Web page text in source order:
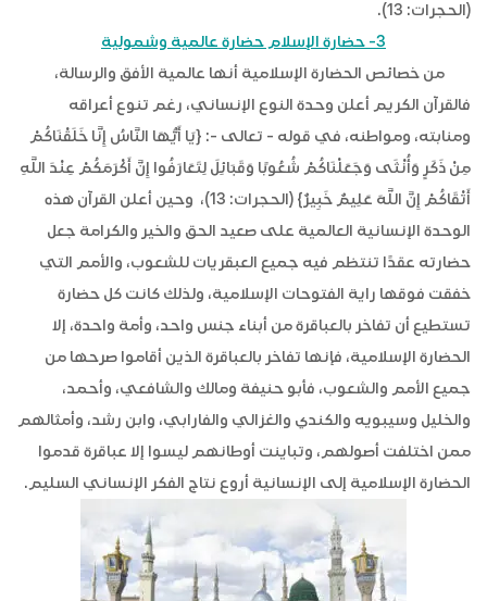
(الحجرات: 13).
3- حضارة الإسلام حضارة عالمية وشمولية
من خصائص الحضارة الإسلامية أنها عالمية الأفق والرسالة،
فالقرآن الكريم أعلن وحدة النوع الإنساني، رغم تنوع أعراقه
ومنابته، ومواطنه، في قوله - تعالى -: {يَا أَيُّهَا النَّاسُ إِنَّا خَلَقْنَاكُمْ
مِنْ ذَكَرٍ وَأُنْثَى وَجَعَلْنَاكُمْ شُعُوبًا وَقَبَائِلَ لِتَعَارَفُوا إِنَّ أَكْرَمَكُمْ عِنْدَ اللَّهِ
أَتْقَاكُمْ إِنَّ اللَّهَ عَلِيمٌ خَبِيرٌ} (الحجرات: 13)، وحين أعلن القرآن هذه
الوحدة الإنسانية العالمية على صعيد الحق والخير والكرامة جعل
حضارته عقدًا تنتظم فيه جميع العبقريات للشعوب، والأمم التي
خفقت فوقها راية الفتوحات الإسلامية، ولذلك كانت كل حضارة
تستطيع أن تفاخر بالعباقرة من أبناء جنس واحد، وأمة واحدة، إلا
الحضارة الإسلامية، فإنها تفاخر بالعباقرة الذين أقاموا صرحها من
جميع الأمم والشعوب، فأبو حنيفة ومالك والشافعي، وأحمد،
والخليل وسيبويه والكندي والغزالي والفارابي، وابن رشد، وأمثالهم
ممن اختلفت أصولهم، وتباينت أوطانهم ليسوا إلا عباقرة قدموا
الحضارة الإسلامية إلى الإنسانية أروع نتاج الفكر الإنساني السليم.